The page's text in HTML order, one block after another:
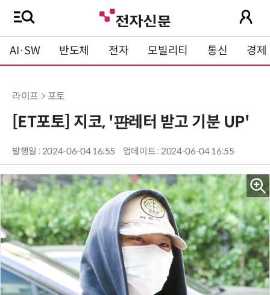
AI·SW 반도체 전자 모빌리티 통신 경제
라이프 > 포토
[ET포토] 지코, '퍈레터 받고 기분 UP'
발행일 : 2024-06-04 16:55 업데이트 : 2024-06-04 16:55